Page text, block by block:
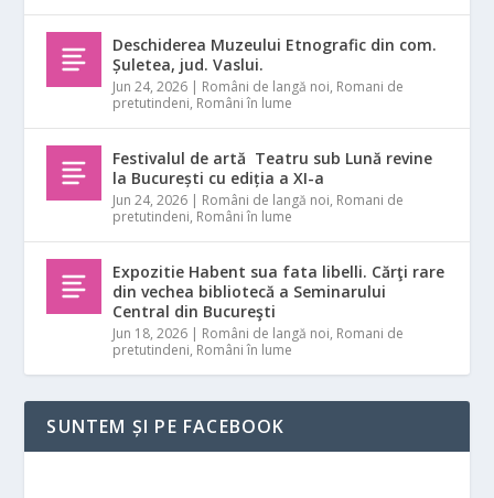
Deschiderea Muzeului Etnografic din com.
Șuletea, jud. Vaslui.
Jun 24, 2026 | Români de langă noi, Romani de
pretutindeni, Români în lume
Festivalul de artă Teatru sub Lună revine
la București cu ediția a XI-a
Jun 24, 2026 | Români de langă noi, Romani de
pretutindeni, Români în lume
Expozitie Habent sua fata libelli. Cărţi rare
din vechea bibliotecă a Seminarului
Central din Bucureşti
Jun 18, 2026 | Români de langă noi, Romani de
pretutindeni, Români în lume
SUNTEM ȘI PE FACEBOOK